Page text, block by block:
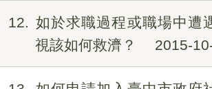
12
如於求職過程或職場中遭
視該如何救濟？
2015-